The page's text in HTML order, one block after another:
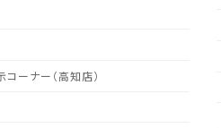
ーナー（高知店）